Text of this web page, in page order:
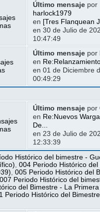
Último mensajepor
harlock1979
en [Tres Flanquean
en 30 de Julio de
10:47:49
Último mensajepor
en
en 01 de Diciembre
00:49:29
Último mensajepor
en Re:Nuevos
De...
en 23 de Julio de
12:33:39
Histórico del bimestre -
,004 Periodo Histórico del
,005 Periodo Histórico del
007 Periodo Histórico del
del Bimestre - La
Periodo Histórico del